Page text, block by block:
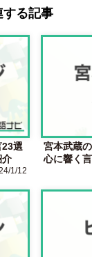
する記事
23選
介
1/12
宮本武蔵
心に響く